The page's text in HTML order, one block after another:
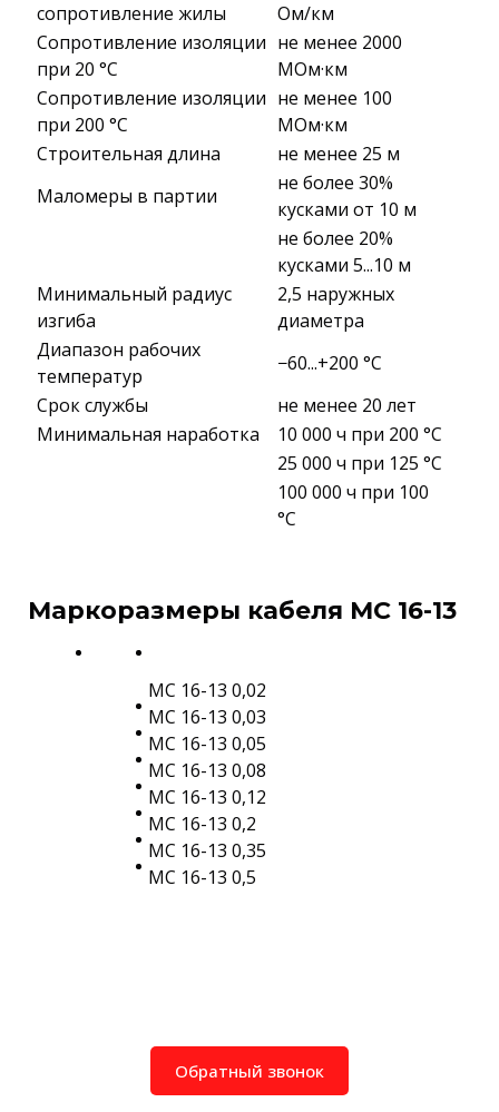
сопротивление жилы
Ом/км
Сопротивление изоляции
при 20 °С
не менее 2000
МОм·км
Сопротивление изоляции
при 200 °С
не менее 100
МОм·км
Строительная длина
не менее 25 м
Маломеры в партии
не более 30%
кусками от 10 м
не более 20%
кусками 5...10 м
Минимальный радиус
изгиба
2,5 наружных
диаметра
Диапазон рабочих
температур
−60...+200 °C
Срок службы
не менее 20 лет
Минимальная наработка
10 000 ч при 200 °С
25 000 ч при 125 °С
100 000 ч при 100
°С
Маркоразмеры кабеля МС 16-13
МС 16-13 0,02
МС 16-13 0,03
МС 16-13 0,05
МС 16-13 0,08
МС 16-13 0,12
МС 16-13 0,2
МС 16-13 0,35
МС 16-13 0,5
Обратный звонок